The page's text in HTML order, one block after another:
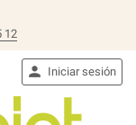
12
 Iniciar sesión